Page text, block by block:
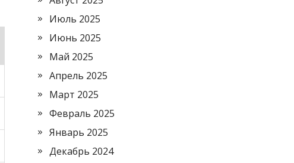
Июль 2025
Июнь 2025
Май 2025
Апрель 2025
Март 2025
Февраль 2025
Январь 2025
Декабрь 2024